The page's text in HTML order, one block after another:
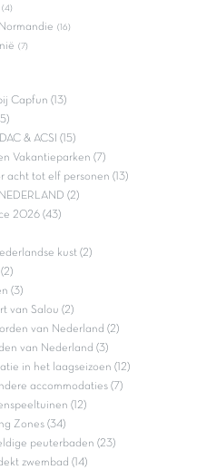
(4)
(16)
(7)
Capfun (13)
& ACSI (15)
Vakantieparken (7)
acht tot elf personen (13)
(2)
2026 (43)
kust (2)
(3)
van Salou (2)
van Nederland (2)
van Nederland (3)
in het laagseizoen (12)
accommodaties (7)
(12)
Zones (34)
peuterbaden (23)
zwembad (14)